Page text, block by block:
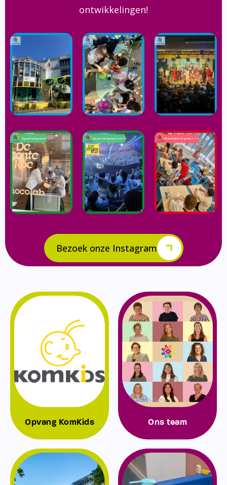
ontwikkelingen!
Bezoek onze Instagram
Opvang KomKids Ons team